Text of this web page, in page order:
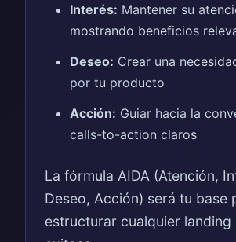
Interés: Mantener su
mostrando beneficios
Deseo: Crear una
por tu producto
Acción: Guiar hacia la
calls-to-action claros
La fórmula AIDA (Atención,
Deseo, Acción) será tu base
estructurar cualquier landing